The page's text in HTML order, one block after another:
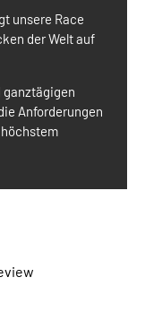
unsere Race
der Welt auf
ganztägigen
Anforderungen